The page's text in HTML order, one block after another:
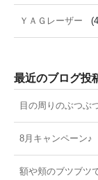
ＹＡＧレーザー
最近のブログ投
目の周りのぶつぶ
8月キャンペーン♪
額や頬のブツブツ